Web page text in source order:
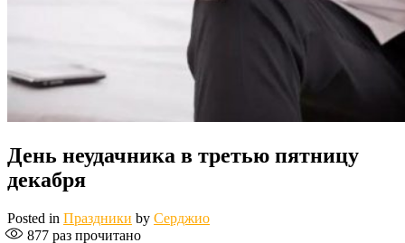
День неудачника в третью пятницу
декабря
Posted in Праздники by Серджио
877 раз прочитано